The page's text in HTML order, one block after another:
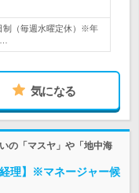
制（毎週水曜定休）※年
気になる
の「マスヤ」や「地中海
理】※マネージャー候